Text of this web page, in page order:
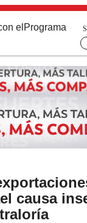
el Programa
causa